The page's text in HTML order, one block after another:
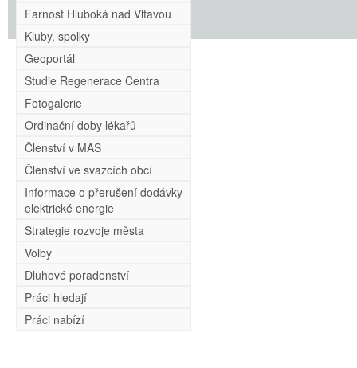
Farnost Hluboká nad Vltavou
Kluby, spolky
Geoportál
Studie Regenerace Centra
Fotogalerie
Ordinační doby lékařů
Členství v MAS
Členství ve svazcích obcí
Informace o přerušení dodávky
elektrické energie
Strategie rozvoje města
Volby
Dluhové poradenství
Práci hledají
Práci nabízí